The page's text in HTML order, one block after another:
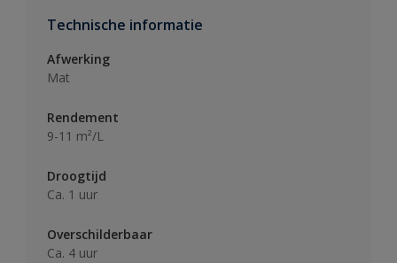
Technische informatie
Afwerking
Mat
Rendement
9-11 m²/L
Droogtijd
Ca. 1 uur
Overschilderbaar
Ca. 4 uur